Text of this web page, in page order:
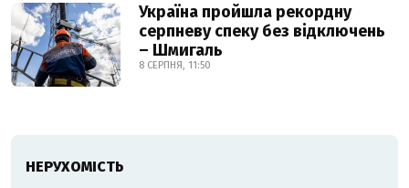
Україна пройшла рекордну
серпневу спеку без відключень
– Шмигаль
8 СЕРПНЯ, 11:50
НЕРУХОМІСТЬ